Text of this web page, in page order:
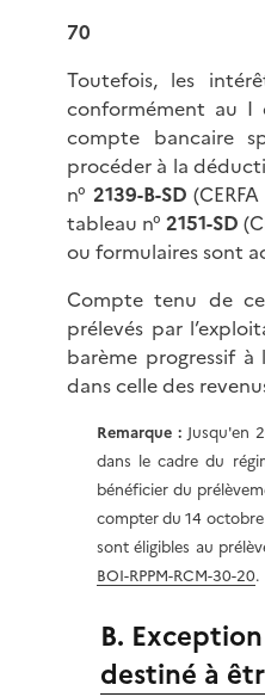
70
Toutefois, les
conformément au I
compte bancaire
procéder à la
n° 2139-B-SD
tableau n° 2151-SD
ou formulaires sont
Compte tenu de
prélevés par
barème progressif
dans celle des
Remarque :Jusqu'en
dans le cadre du
bénéficier du
compter du 14
sont éligibles au
BOI-RPPM-RCM-30-20.
B.
destiné à